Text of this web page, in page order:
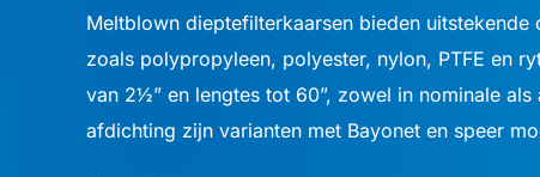
Meltblown dieptefilterkaarsen bieden
zoals polypropyleen, polyester, nylon, PTFE en
van 2½” en lengtes tot 60”, zowel in nominale
afdichting zijn varianten met Bayonet en speer